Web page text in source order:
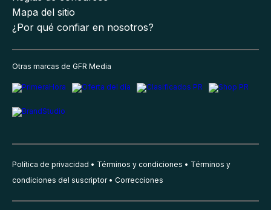
Mapa del sitio
¿Por qué confiar en nosotros?
Otras marcas de GFR Media
Política de privacidad Términos y condiciones
Términos y
condiciones del suscriptor
Correcciones